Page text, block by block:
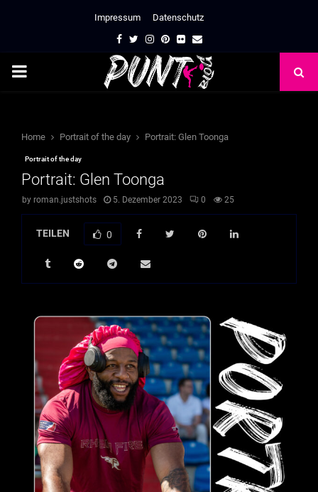
Impressum Datenschutz
Facebook
TwitterInstagram
Pinterest
FlickrEmail
PRIMARY
Home Portrait of the day Portrait: Glen Toonga
Portrait of the day
Portrait: Glen Toonga
by roman.justshots 5. Dezember 2023 0 25
TEILEN 0